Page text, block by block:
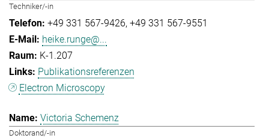
Techniker/-in
+49 331 567-9426 +49 331 567-9551
heike.runge@...
K-1.207
Publikationsreferenzen
Electron Microscopy
Victoria Schemenz
Doktorand/-in